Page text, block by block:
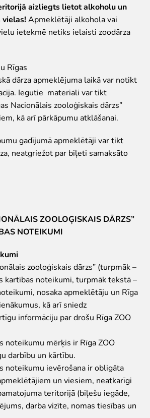
politikas
aizliegts lietot alkoholu un
vielas! Apmeklētāji alkohola vai
ietekmē netiks ielaisti zoodārza
Rīgas
dārza apmeklējuma laikā var notikt
Iegūtie materiāli var tikt
Nacionālais zooloģiskais dārzs”
kā arī pārkāpumu atklāšanai.
gadījumā apmeklētāji var tikt
neatgriežot par biļeti samaksāto
ZOOLOĢISKAIS DĀRZS”
NOTEIKUMI
zooloģiskais dārzs” (turpmāk –
kartības noteikumi, turpmāk tekstā –
nosaka apmeklētāju un Rīga
kā arī sniedz
informāciju par drošu Rīga ZOO
noteikumu mērķis ir Rīga ZOO
darbību un kārtību.
noteikumu ievērošana ir obligāta
un viesiem, neatkarīgi
teritorijā (biļešu iegāde,
darba vizīte, nomas tiesības un